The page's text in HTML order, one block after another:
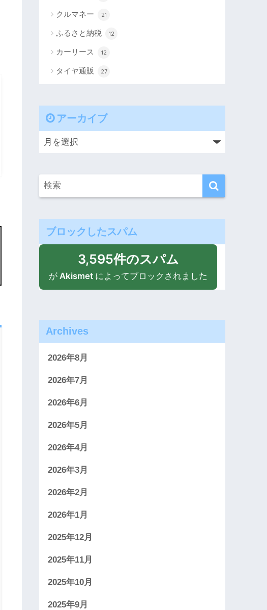
クルマネー 21
ふるさと納税 12
カーリース 12
タイヤ通販 27
アーカイブ
ブロックしたスパム
3,595件のスパム
が Akismet によってブロックされました
Archives
2026年8月
2026年7月
2026年6月
2026年5月
2026年4月
2026年3月
2026年2月
2026年1月
2025年12月
2025年11月
2025年10月
2025年9月